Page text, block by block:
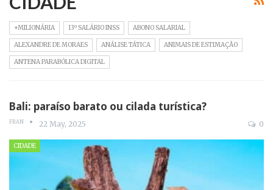
+MILIONÁRIA 13º SALÁRIO INSS ABONO SALARIAL
ALEXANDRE DE MORAES ANÁLISE TÁTICA ANIMAIS DE ESTIMAÇÃO
ANTENA PARABÓLICA DIGITAL
Bali: paraíso barato ou cilada turística?
FRAN 22 May, 2025 0
CIDADE